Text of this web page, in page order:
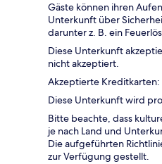
Gäste können ihren
Unterkunft über
darunter z. B. ein
Diese Unterkunft
nicht akzeptiert.
Akzeptierte Kreditkarten:
Diese Unterkunft wird
Bitte beachte, dass
je nach Land und
Die aufgeführten
zur Verfügung gestellt.